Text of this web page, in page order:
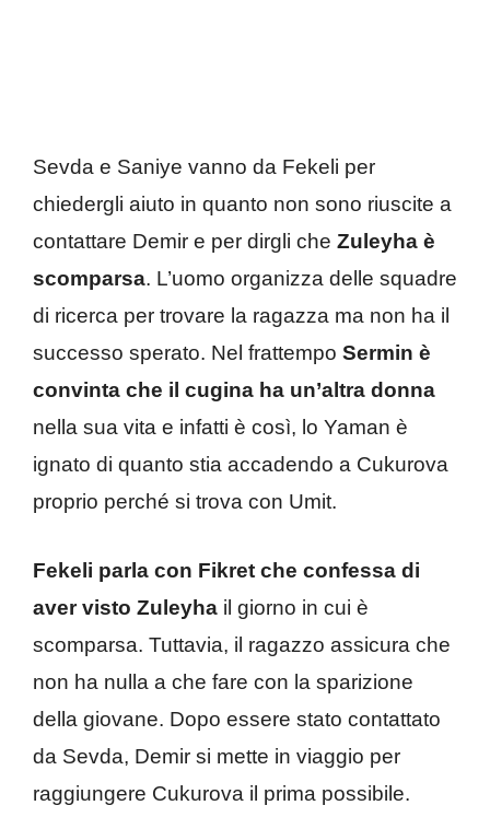
Sevda e Saniye vanno da Fekeli per
chiedergli aiuto in quanto non sono riuscite a
contattare Demir e per dirgli che Zuleyha è
scomparsa. L’uomo organizza delle squadre
di ricerca per trovare la ragazza ma non ha il
successo sperato. Nel frattempo Sermin è
convinta che il cugina ha un’altra donna
nella sua vita e infatti è così, lo Yaman è
ignato di quanto stia accadendo a Cukurova
proprio perché si trova con Umit.
Fekeli parla con Fikret che confessa di
aver visto Zuleyha il giorno in cui è
scomparsa. Tuttavia, il ragazzo assicura che
non ha nulla a che fare con la sparizione
della giovane. Dopo essere stato contattato
da Sevda, Demir si mette in viaggio per
raggiungere Cukurova il prima possibile.